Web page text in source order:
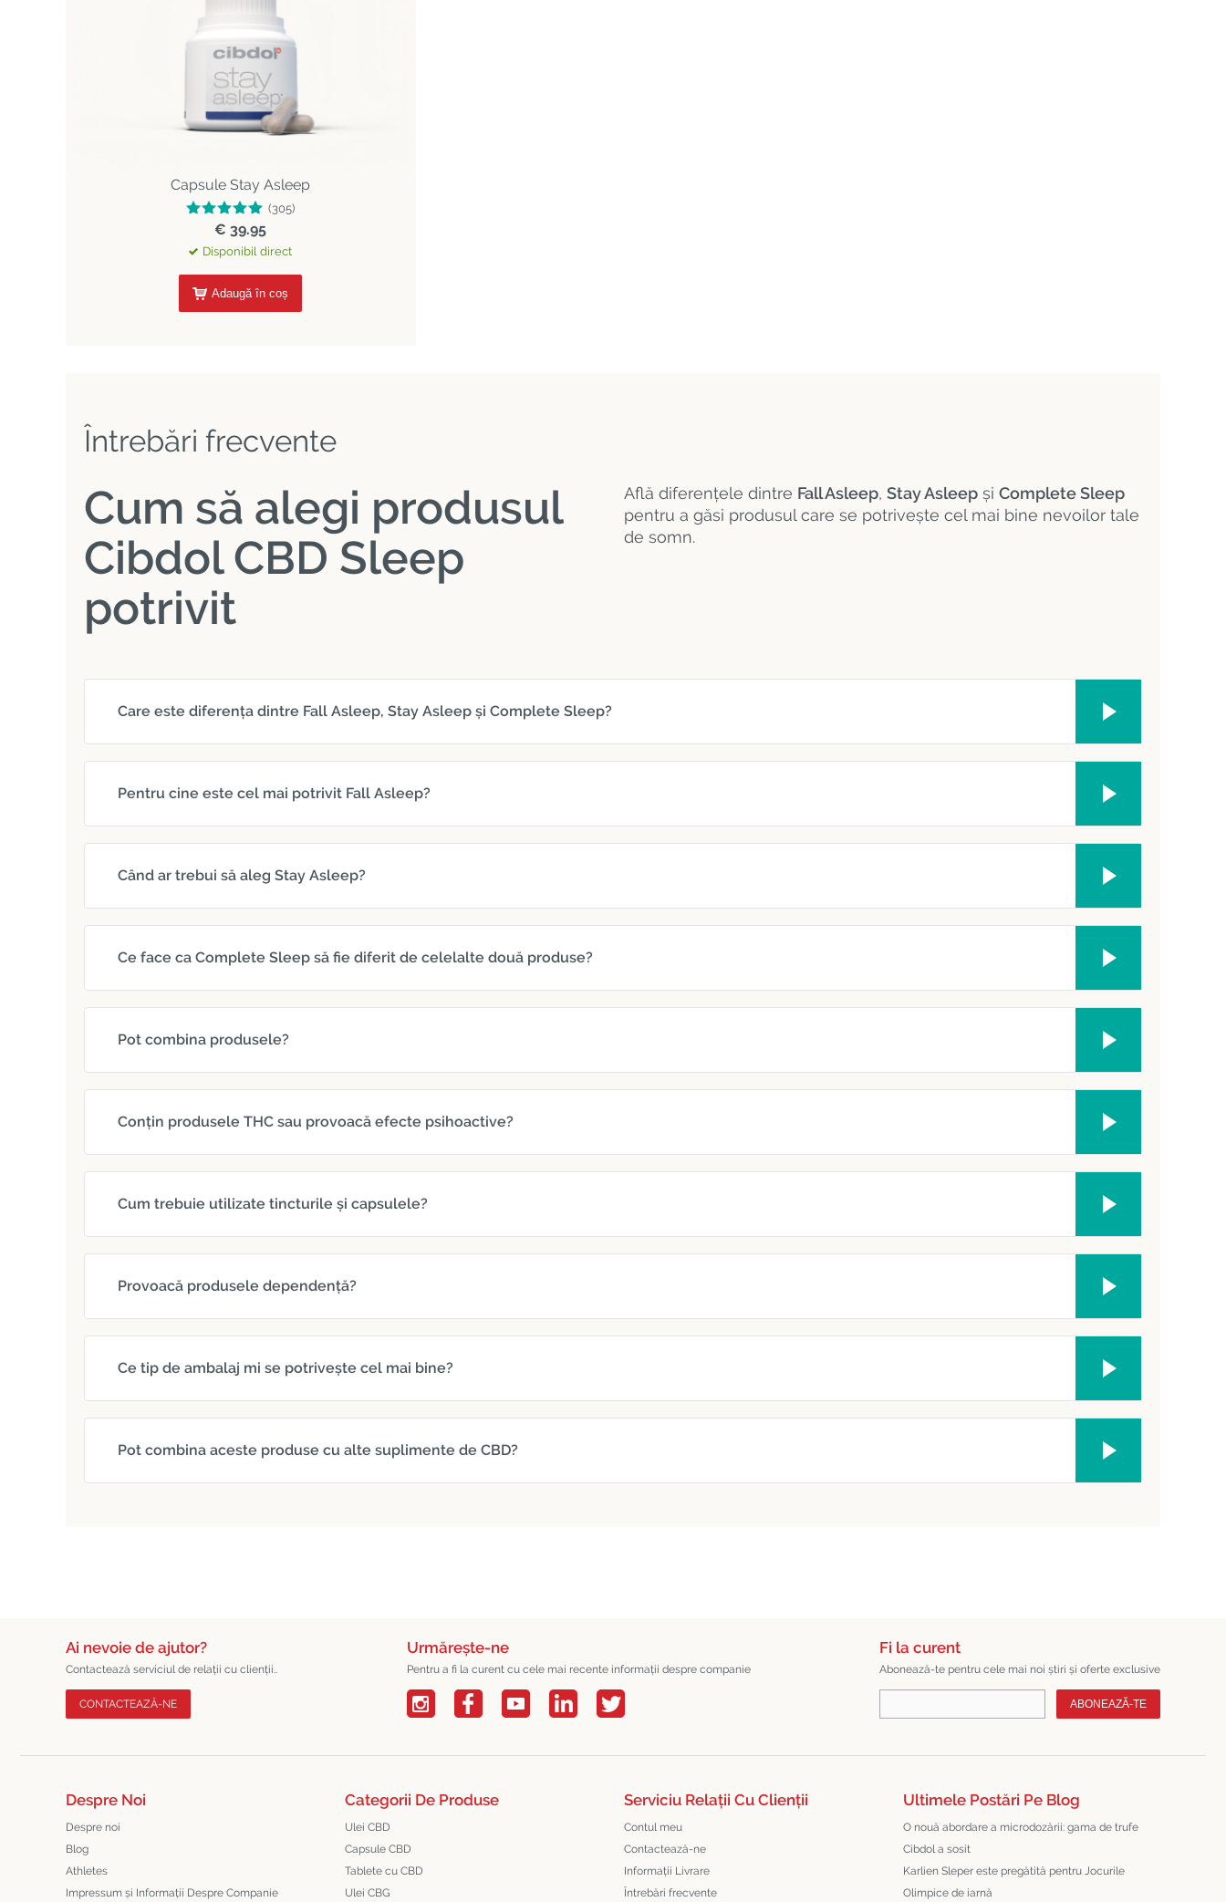
Capsule Stay Asleep
(305)
€ 39.95
Disponibil direct
Adaugă în coș
Întrebări frecvente
Cum să alegi produsul
Cibdol CBD Sleep
potrivit
Află diferențele dintre Fall Asleep, Stay Asleepși Complete Sleep
pentru a găsi produsul care se potrivește cel mai bine nevoilor tale
de somn.
Care este diferența dintre Fall Asleep, Stay Asleep și Complete Sleep?
Pentru cine este cel mai potrivit Fall Asleep?
Când ar trebui să aleg Stay Asleep?
Ce face ca Complete Sleep să fie diferit de celelalte două produse?
Pot combina produsele?
Conțin produsele THC sau provoacă efecte psihoactive?
Cum trebuie utilizate tincturile și capsulele?
Provoacă produsele dependență?
Ce tip de ambalaj mi se potrivește cel mai bine?
Pot combina aceste produse cu alte suplimente de CBD?
Ai nevoie de ajutor?
Contactează serviciul de relații cu clienții..
CONTACTEAZĂ-NE
Urmărește-ne
Pentru a fi la curent cu cele mai recente informații despre companie
Fi la curent
Abonează-te pentru cele mai noi știri și oferte exclusive
ABONEAZĂ-TE
Despre Noi
Despre noi
Blog
Athletes
Impressum și Informații Despre Companie
Categorii De Produse
Ulei CBD
Capsule CBD
Tablete cu CBD
Ulei CBG
Serviciu Relații Cu Clienții
Contul meu
Contactează-ne
Informații Livrare
Întrebări frecvente
Ultimele Postări Pe Blog
O nouă abordare a microdozării: gama de trufe
Cibdol a sosit
Karlien Sleper este pregătită pentru Jocurile
Olimpice de iarnă